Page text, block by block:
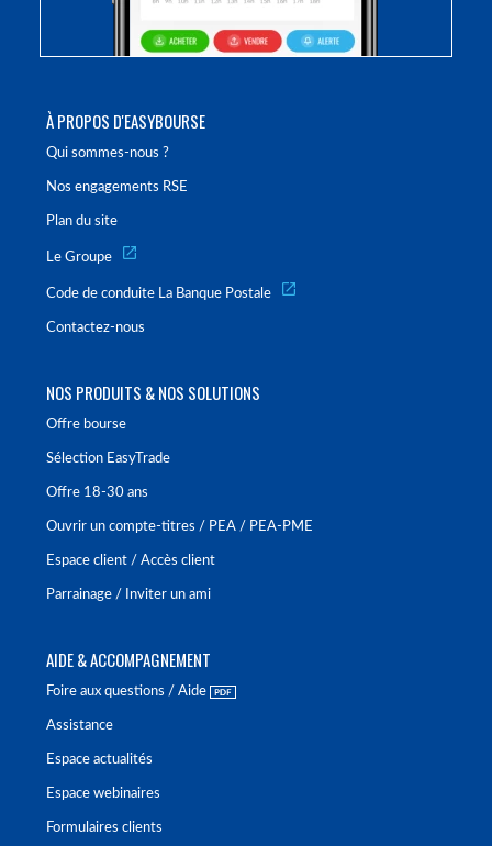
À PROPOS D'EASYBOURSE
Qui sommes-nous ?
Nos engagements RSE
Plan du site
Le Groupe
Code de conduite La Banque Postale
Contactez-nous
NOS PRODUITS & NOS SOLUTIONS
Offre bourse
Sélection EasyTrade
Offre 18-30 ans
Ouvrir un compte-titres / PEA / PEA-PME
Espace client / Accès client
Parrainage / Inviter un ami
AIDE & ACCOMPAGNEMENT
Foire aux questions / Aide
Assistance
Espace actualités
Espace webinaires
Formulaires clients